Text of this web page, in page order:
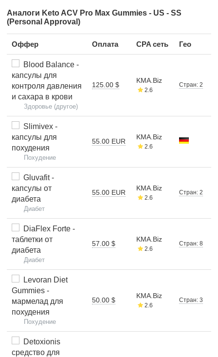
Аналоги Keto ACV Pro Max Gummies - US - SS
(Personal Approval)
Оффер Оплата CPA сеть Гео
Blood Balance -
капсулы для
контроля давления
и сахара в крови
Здоровье (другое)
125.00 $
KMA.Biz
2.6
Стран: 2
Slimivex -
капсулы для
похудения
Похудение
55.00 EUR
KMA.Biz
2.6
Gluvafit -
капсулы от
диабета
Диабет
55.00 EUR
KMA.Biz
2.6
Стран: 2
DiaFlex Forte -
таблетки от
диабета
Диабет
57.00 $
KMA.Biz
2.6
Стран: 8
Levoran Diet
Gummies -
мармелад для
похудения
Похудение
50.00 $
KMA.Biz
2.6
Стран: 3
Detoxionis
средство для